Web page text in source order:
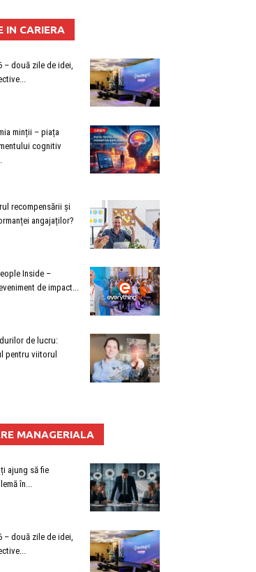
IN CARIERA
– două zile de idei,
minții – piața
cognitiv
recompensării și
angajaților?
Inside –
de impact...
de lucru:
pentru viitorul
MANAGERIALA
ajung să fie
în...
– două zile de idei,